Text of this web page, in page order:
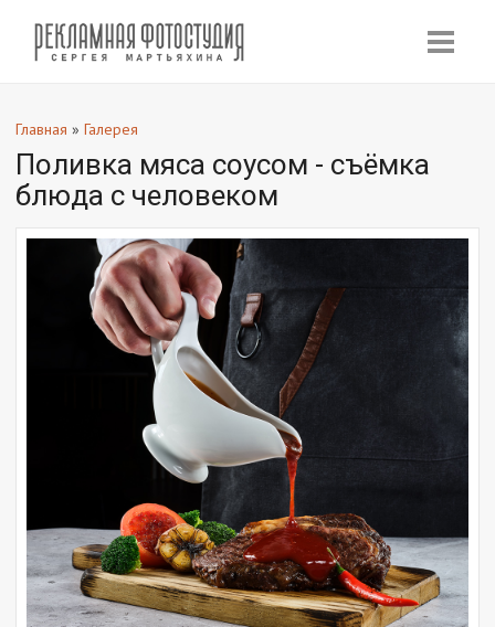
Главная » Галерея
Поливка мяса соусом - съёмка
блюда с человеком